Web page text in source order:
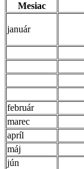
Mesiac
január
február
marec
apríl
máj
jún